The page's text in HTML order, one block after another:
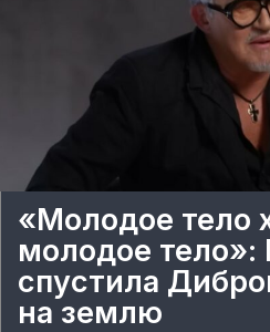
«Молодое тело
молодое тело»:
спустила
на землю